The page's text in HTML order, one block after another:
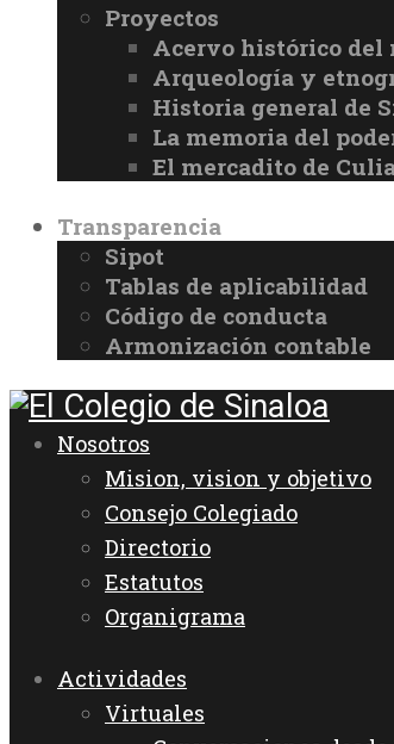
Proyectos
Acervo histórico del
Arqueología y
Historia general de
La memoria del
El mercadito de
Transparencia
Sipot
Tablas de aplicabilidad
Código de conducta
Armonización contable
Nosotros
Mision, vision y objetivo
Consejo Colegiado
Directorio
Estatutos
Organigrama
Actividades
Virtuales